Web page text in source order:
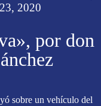
2020
por don
sobre un vehículo del